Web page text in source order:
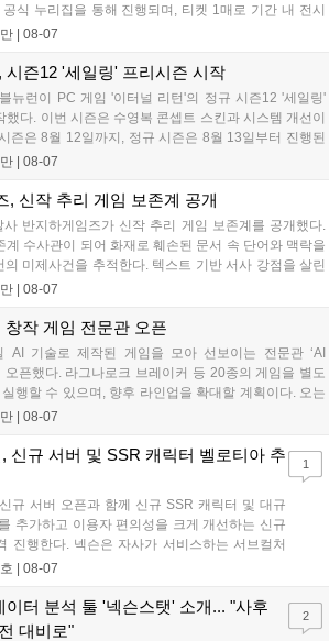
식 누리집을 통해 진행되며, 티켓 1매로 기간 내 전시
험할 수 있습니다. 일반 및 루키 부문 등 다양한 인디게
가능한 이번 행사는 역대 최대 규모로 열려 인디게임
| 08-07
시즌12 '세일링' 프리시즌 시작
뉴런이 PC 게임 '이터널 리턴'의 정규 시즌12 '세일링'
했다. 이번 시즌은 수영복 콘셉트 스킨과 시스템 개선이
즌은 8월 12일까지, 정규 시즌은 8월 13일부터 진행된
지 추가와 후반부 전략 강화를 위한 다중 크로노 스피
....
| 08-07
, 신작 추리 게임 보존계 공개
반지하게임즈가 신작 추리 게임 보존계를 공개했다.
계 수사관이 되어 화재로 훼손된 문서 속 단어와 맥락을
의 미제사건을 추적한다. 텍스트 기반 서사 강점을 살린
조합과 사건 재구성이 핵심이며, 현재 스팀 상점 페이
하고 있다....
| 08-07
창작 게임 전문관 오픈
AI 기술로 제작된 게임을 모아 선보이는 전문관 ‘AI
오픈했다. 라그나로크 브레이커 등 20종의 게임을 별도
행할 수 있으며, 향후 라인업을 확대할 계획이다. 오는
실행 시 할인 쿠폰을 지급하는 오픈 기념 이벤트도 진
해 창작자와 이용자 모두에게 새로운 경험을 제공할 것
| 08-07
신규 서버 및 SSR 캐릭터 벨로티아 추
규 서버 오픈과 함께 신규 SSR 캐릭터 및 대규
추가하고 이용자 편의성을 크게 개선하는 신규
진행한다. 넥슨은 자사가 서비스하는 서브컬처
에 신규 서버 'world3'을 개설하고 신규 캐릭터
통해 어둠 속 서큐버스...
| 08-07
1
이터 분석 툴 '넥슨스탯' 소개... "사후
대비로"
2